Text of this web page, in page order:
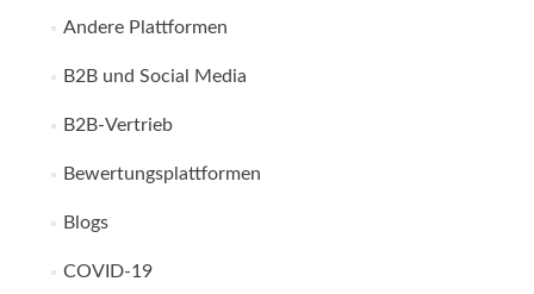
Andere Plattformen
B2B und Social Media
B2B-Vertrieb
Bewertungsplattformen
Blogs
COVID-19